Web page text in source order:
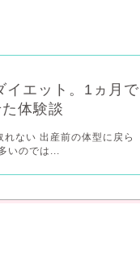
イエット。1ヵ月で
体験談
ない 出産前の体型に戻ら
いのでは...